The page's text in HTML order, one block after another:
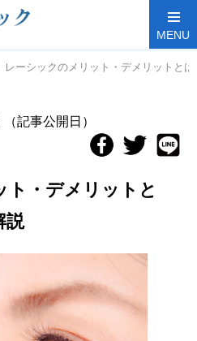
MENU
レーシックのメリット・デメリットと
（記事公開日）
ト・デメリットと
説